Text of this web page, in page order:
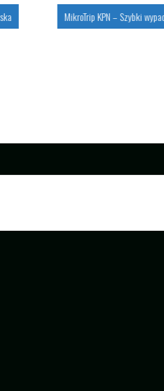
MikroTrip KPN – Szybki wypad na Laski